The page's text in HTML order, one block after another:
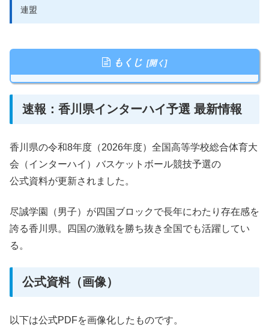
連盟
もくじ
速報：香川県インターハイ予選 最新情報
香川県の令和8年度（2026年度）全国高等学校総合体育大
会（インターハイ）バスケットボール競技予選の
公式資料が更新されました。
尽誠学園（男子）が四国ブロックで長年にわたり存在感を
誇る香川県。四国の激戦を勝ち抜き全国でも活躍してい
る。
公式資料（画像）
以下は公式PDFを画像化したものです。